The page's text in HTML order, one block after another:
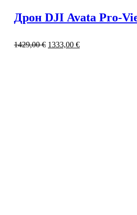
Дрон DJI Avata Pro-
1429,00€ 1333,00 €